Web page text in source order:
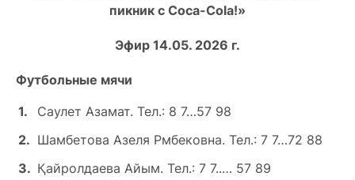
пикник с Coca-Cola!»
Эфир 14.05. 2026 г.
Футбольные мячи
Саулет Азамат. Тел.: 8 7…57 98
Шамбетова Азеля Рмбековна. Тел.: 7 7…72 88
Қайролдаева Айым. Тел.: 7 7..… 57 89